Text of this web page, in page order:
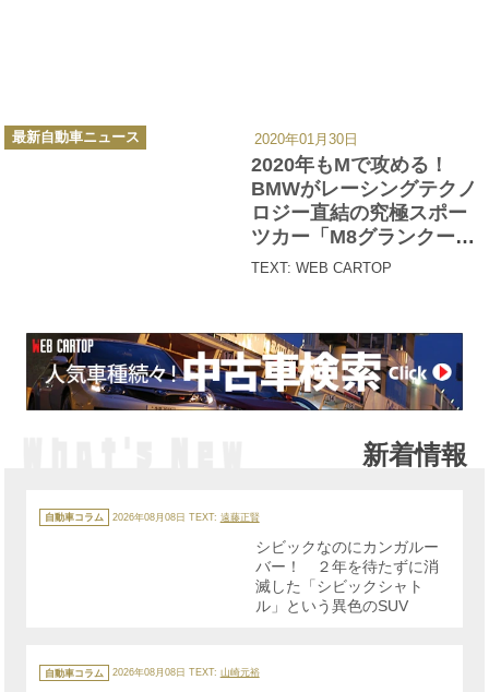
2020年もMで攻める！
BMWがレーシングテクノ
ロジー直結の究極スポー
ツカー「M8グランクー
ペ」を発売
TEXT: WEB CARTOP
カ
テ
最新自動車ニュース 2020年01月30日
新着情報
カ
テ
ゴ
自動車コラム 2026年08月08日 TEXT: 遠藤正賢
シビックなのにカンガルー
バー！ ２年を待たずに消
滅した「シビックシャト
ル」という異色のSUV
テ
ゴ
自動車コラム 2026年08月08日 TEXT: 山崎元裕